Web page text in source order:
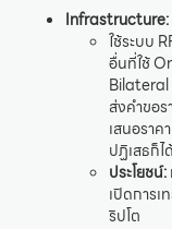
Infrastructure:
ใช้ระบบ
อื่นที่ใช้
Bilateral
ส่งคำขอ
เสนอรา
ปฏิเสธก็ไ
ประโยชน์:
เปิดการ
ริปโต